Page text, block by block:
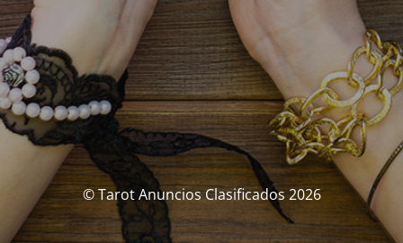
© Tarot Anuncios Clasificados 2026